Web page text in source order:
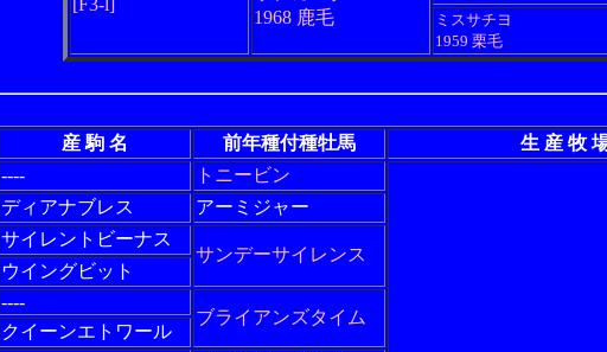
[F3-l]
1968 鹿毛
ミスサチヨ
1959 栗毛
産 駒 名 前年種付種牡馬
生 産 牧
---- トニービン
ディアナブレス
アーミジャー
サイレントビーナス
サンデーサイレンス
ウイングビット
----
ブライアンズタイム
クイーンエトワール